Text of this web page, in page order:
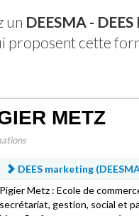
un DEESMA -
proposent cette
METZ
DEES marketing
Pigier Metz : Ecole de
secrétariat, gestion, social et